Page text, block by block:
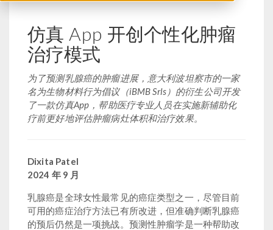
仿真 App 开创个性化肿瘤
治疗模式
为了预测乳腺癌的肿瘤进展，意大利波坦察市的一家
名为生物材料行为倡议（iBMB Srls）的衍生公司开发
了一款仿真App，帮助医疗专业人员在实施新辅助化
疗前更好地评估肿瘤病灶体积和治疗效果。
Dixita Patel
2024 年 9 月
乳腺癌是全球女性最常见的癌症类型之一，尽管目前
可用的癌症治疗方法已有所改进，但准确判断乳腺癌
的预后仍然是一项挑战。预测性肿瘤学是一种帮助改